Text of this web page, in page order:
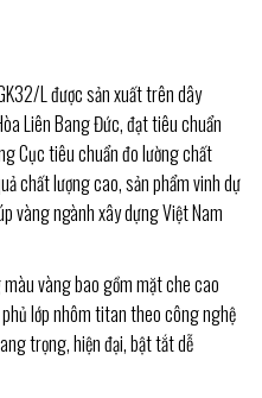
L được sản xuất trên dây
Liên Bang Đức, đạt tiêu chuẩn
Cục tiêu chuẩn đo lường chất
chất lượng cao, sản phẩm vinh dự
vàng ngành xây dựng Việt Nam
vàng bao gồm mặt che cao
lớp nhôm titan theo công nghệ
trọng, hiện đại, bật tắt dễ